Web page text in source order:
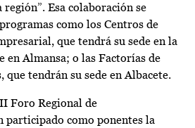
Esa colaboración se
como los Centros de
que tendrá su sede en la
en Almansa; o las Factorías de
que tendrán su sede en Albacete.
Foro Regional de
participado como ponentes la